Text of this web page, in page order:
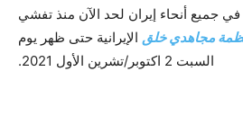
شخص في جميع أنحاء إيران لحد الآن منذ تفشي
مجاهدي خلق الإيرانية حتى ظهر يوم
السبت 2 اكتوبر/تشرين الأول 2021.